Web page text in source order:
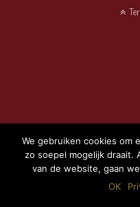
We gebruiken cookies om
zo soepel mogelijk draait.
van de website, gaan
OK